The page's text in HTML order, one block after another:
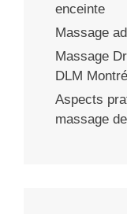
enceinte
Massage
Massage
DLM
Aspects
massage